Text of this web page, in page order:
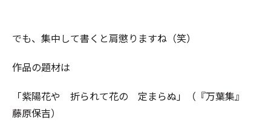
でも、集中して書くと肩懲りますね（笑）
作品の題材は
「紫陽花や 折られて花の 定まらぬ」（『万葉集』
藤原保吉）